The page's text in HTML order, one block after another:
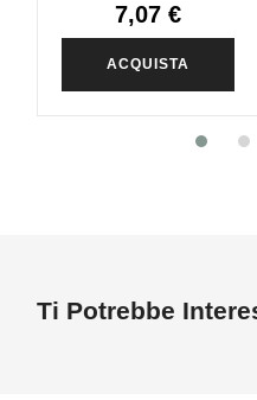
7,07 €
ACQUISTA
Ti Potrebbe